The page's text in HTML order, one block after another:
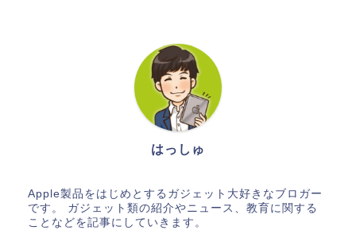
はっしゅ
Apple製品をはじめとするガジェット大好きなブロガー
です。 ガジェット類の紹介やニュース、教育に関する
ことなどを記事にしていきます。